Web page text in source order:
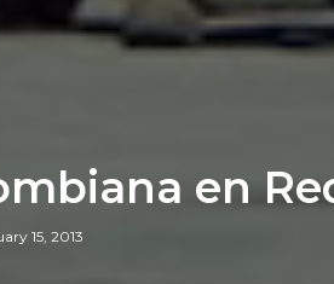
en
15, 2013